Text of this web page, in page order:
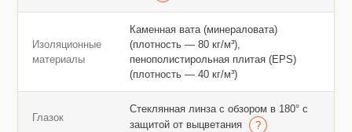
Изоляционные
материалы
Каменная вата (минераловата)
(плотность — 80 кг/м³),
пенополистирольная плитая (EPS)
(плотность — 40 кг/м³)
Глазок
Стеклянная линза с обзором в 180° с
защитой от выцветания